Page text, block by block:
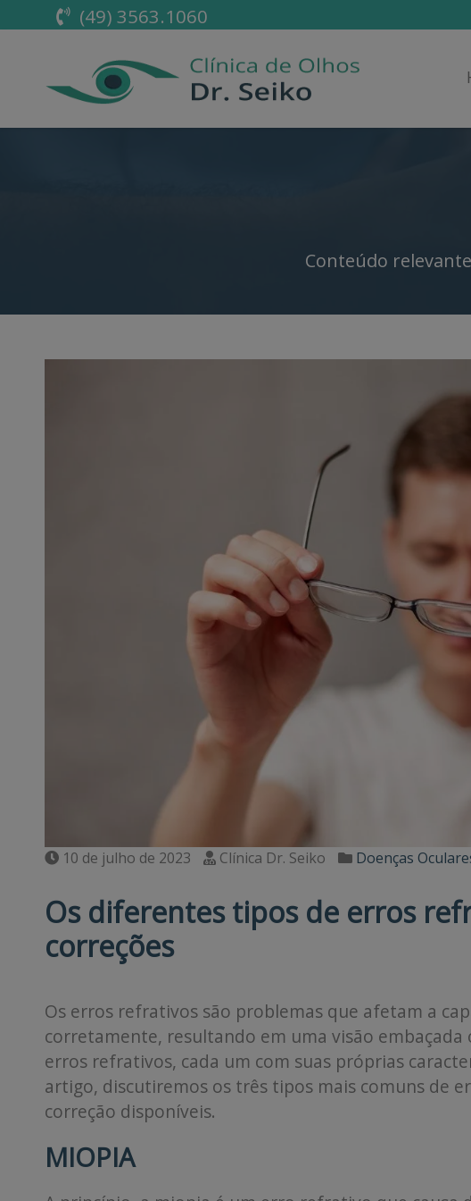
(49) 3563.1060
Conteúdo
10 de julho de 2023 Clínica Dr. Seiko Doenças
Os diferentes tipos de erros
correções
Os erros refrativos são problemas que afetam a
corretamente, resultando em uma visão
erros refrativos, cada um com suas próprias
artigo, discutiremos os três tipos mais comuns de
correção disponíveis.
MIOPIA